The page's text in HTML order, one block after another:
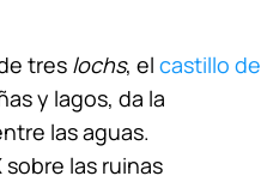
tres lochs, el castillo de
y lagos, da la
las aguas.
las ruinas